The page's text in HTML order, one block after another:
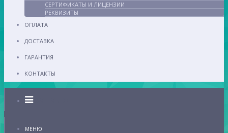
СЕРТИФИКАТЫ И ЛИЦЕНЗИИ
РЕКВИЗИТЫ
ОПЛАТА
ДОСТАВКА
ГАРАНТИЯ
КОНТАКТЫ
Каталог
МЕНЮ